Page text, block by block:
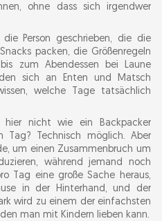
ohne dass sich irgendwer
Person geschrieben, die die
packen, die Größenregeln
zum Abendessen bei Laune
sich an Enten und Matsch
welche Tage tatsächlich
hier nicht wie ein Backpacker
Tag? Technisch möglich. Aber
um einen Zusammenbruch um
während jemand noch
Tag eine große Sache heraus,
in der Hinterhand, und der
wird zu einem der einfachsten
man mit Kindern lieben kann.